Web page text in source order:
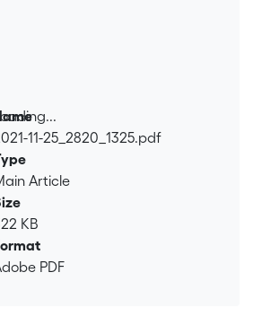
11-25_2820_1325.pdf
Article
KB
PDF